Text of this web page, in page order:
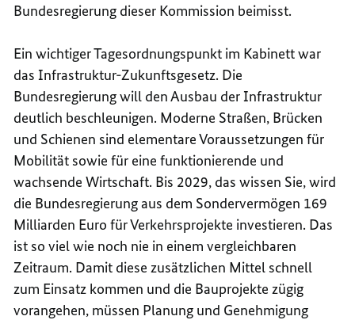
Bundesregierung dieser Kommission beimisst.
Ein wichtiger Tagesordnungspunkt im Kabinett war
dasInfrastruktur-Zukunftsgesetz. Die
Bundesregierung will den Ausbau der Infrastruktur
deutlich beschleunigen. Moderne Straßen, Brücken
und Schienen sind elementare Voraussetzungen für
Mobilität sowie für eine funktionierende und
wachsende Wirtschaft. Bis 2029, das wissen Sie, wird
die Bundesregierung aus dem Sondervermögen 169
Milliarden Euro für Verkehrsprojekte investieren. Das
ist so viel wie noch nie in einem vergleichbaren
Zeitraum. Damit diese zusätzlichen Mittel schnell
zum Einsatz kommen und die Bauprojekte zügig
vorangehen, müssen Planung und Genehmigung